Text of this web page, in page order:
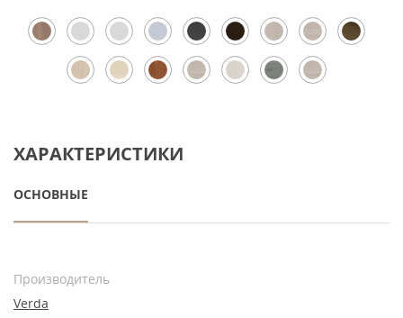
ХАРАКТЕРИСТИКИ
ОСНОВНЫЕ
Производитель
Verda